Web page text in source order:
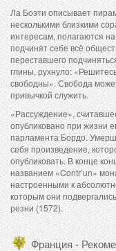
Ла Боэти описывает
несколькими близкими
интересам, полагаются
подчинят себе всё
переставшего
глины, рухнуло:
свободны». Свобода
привычкой служить.
«Рассуждение»,
опубликовано при жизни
парламента Бордо.
себя произведение,
опубликовать. В конце
названием «Contr’un»
настроенными к
которым они
резни (1572).
Франция -